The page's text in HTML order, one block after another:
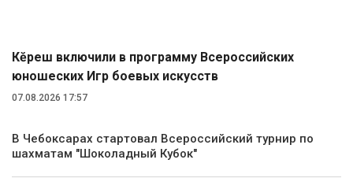
Кĕрешӳ включили в программу Всероссийских
юношеских Игр боевых искусств
07.08.2026 17:57
В Чебоксарах стартовал Всероссийский турнир по
шахматам "Шоколадный Кубок"